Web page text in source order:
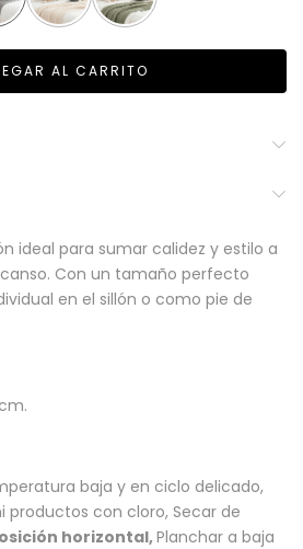
ideal para sumar calidez y estilo a
Con un tamaño perfecto
en el sillón o como pie de
baja y en ciclo delicado,
productos con cloro, Secar de
horizontal,Planchar a baja